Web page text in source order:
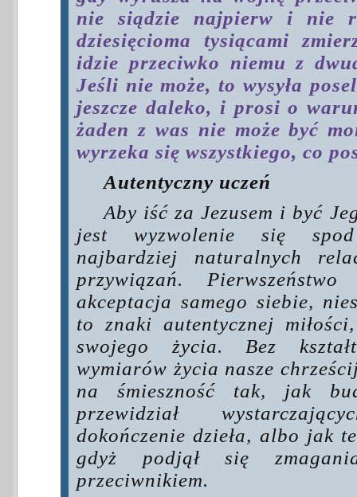
nie siądzie najpierw i nie
dziesięcioma tysiącami
idzie przeciwko niemu z
Jeśli nie może, to wysyła
jeszcze daleko, i prosi o
żaden z was nie może być
wyrzeka się wszystkiego, co
Autentyczny uczeń
Aby iść za Jezusem i być
jest wyzwolenie się
najbardziej naturalnych
przywiązań.
akceptacja samego siebie,
to znaki autentycznej
swojego życia. Bez
wymiarów życia nasze
na śmieszność tak, jak
przewidział
dokończenie dzieła, albo jak
gdyż podjął się
przeciwnikiem.